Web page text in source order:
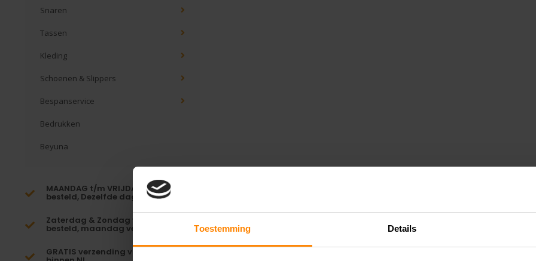
Toestemming Details
Snaren
Tassen
Kleding
Schoenen & Slippers
Bespanservice
Bedrukken
Beyuna
MAANDAG t/m VRIJDAG voor 16:00
besteld, Dezelfde dag verzonden!*
Zaterdag & Zondag voor 23:59
besteld, maandag verzonden!
GRATIS verzending vanaf €65,-